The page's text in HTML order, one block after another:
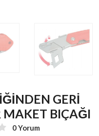
GERİ
MAKET BIÇAĞI
0 Yorum